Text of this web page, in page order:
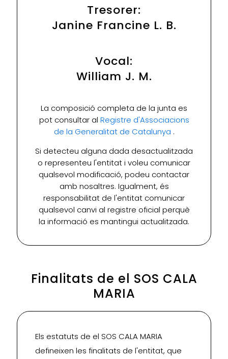
Tresorer:
Janine Francine L. B.
Vocal:
William J. M.
La composició completa de la junta es
pot consultar al Registre d'Associacions
de la Generalitat de Catalunya .
Si detecteu alguna dada desactualitzada
o representeu l'entitat i voleu comunicar
qualsevol modificació, podeu contactar
amb nosaltres. Igualment, és
responsabilitat de l'entitat comunicar
qualsevol canvi al registre oficial perquè
la informació es mantingui actualitzada.
Finalitats de el SOS CALA
MARIA
Els estatuts de el SOS CALA MARIA
defineixen les finalitats de l'entitat, que